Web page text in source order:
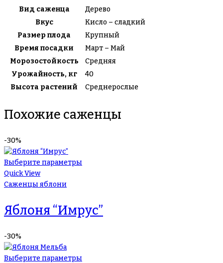
Вид саженца
Дерево
Вкус
Кисло – сладкий
Размер плода
Крупный
Время посадки
Март – Май
Морозостойкость
Средняя
Урожайность, кг
40
Высота растений
Среднерослые
Похожие саженцы
-30%
Выберите параметры
Quick View
Саженцы яблони
Яблоня “Имрус”
-30%
Выберите параметры